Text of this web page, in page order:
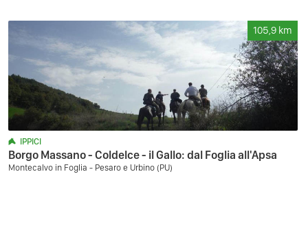
105,9 km
IPPICI
Borgo Massano - Coldelce - il Gallo: dal Foglia all'Apsa
Montecalvo in Foglia - Pesaro e Urbino (PU)